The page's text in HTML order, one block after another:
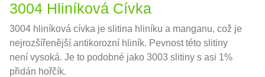
3004 Hliníková Cívka
3004 hliníková cívka je slitina hliníku a manganu, což je
nejrozšířenější antikorozní hliník. Pevnost této slitiny
není vysoká. Je to podobné jako 3003 slitiny s asi 1%
přidán hořčík.